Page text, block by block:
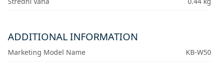
ADDITIONAL INFORMATION
Marketing Model Name
KB-W50